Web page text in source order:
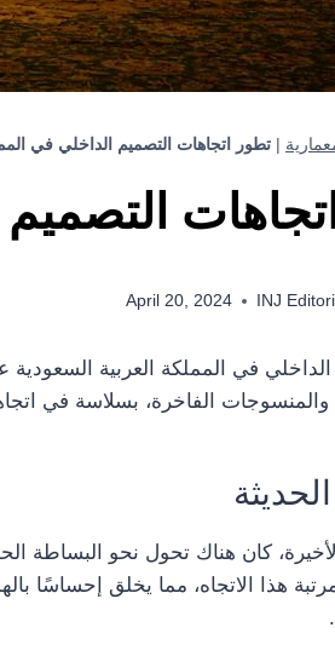
| تطور اتجاهات التصميم الداخلي في
التصميم
INJ
April 20, 2024
في المملكة العربية السعودية
والمنسوجات الفاخرة، بسلاسة في
كان هناك تحول نحو البساطة
هذا الاتجاه، مما يخلق إحساسًا